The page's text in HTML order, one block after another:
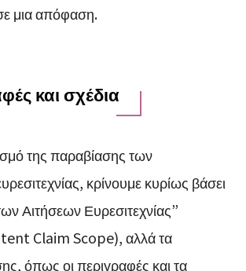
μια απόφαση.
και σχέδια
της παραβίασης των
κρίνουμε κυρίως βάσει
Αιτήσεων Ευρεσιτεχνίας”
Claim Scope), αλλά τα
όπως οι περιγραφές και τα